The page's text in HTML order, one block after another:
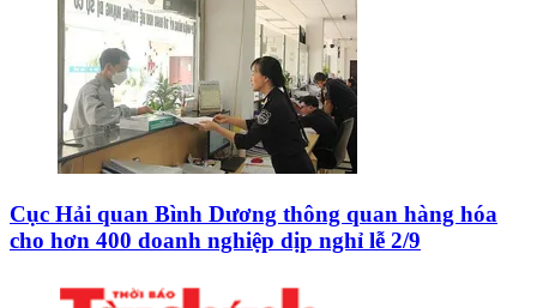
Cục Hải quan Bình Dương thông quan hàng hóa
cho hơn 400 doanh nghiệp dịp nghỉ lễ 2/9